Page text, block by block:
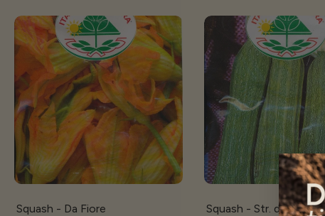
Squash - Da Fiore
Squash - Str. d'Italia /